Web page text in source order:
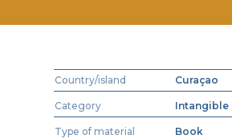
Country/island Curaçao
Category Intangible
Type of material Book